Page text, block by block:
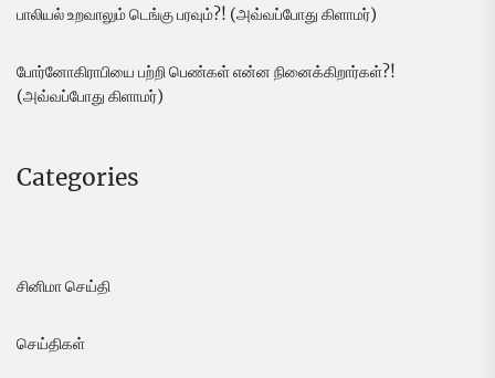
பாலியல் உறவாலும் டெங்கு பரவும்?! (அவ்வப்போது கிளாமர்)
போர்னோகிராபியை பற்றி பெண்கள் என்ன நினைக்கிறார்கள்?!
(அவ்வப்போது கிளாமர்)
Categories
சினிமா செய்தி
செய்திகள்